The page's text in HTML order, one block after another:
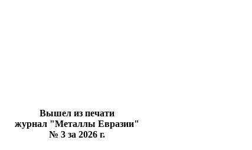
Вышел из печати
журнал "Металлы Евразии"
№ 3 за 2026 г.